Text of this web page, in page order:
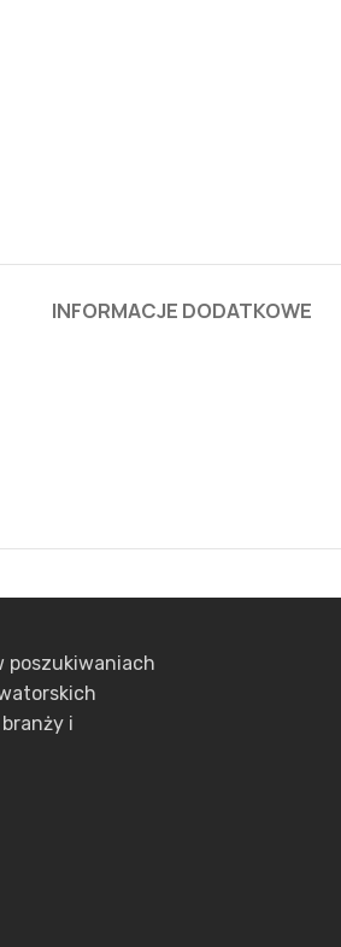
INFORMACJE DODATKOWE
i